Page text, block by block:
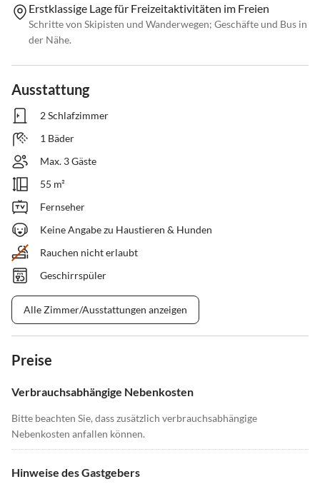
Erstklassige Lage für Freizeitaktivitäten im Freien
Schritte von Skipisten und Wanderwegen; Geschäfte und Bus in
der Nähe.
Ausstattung
2 Schlafzimmer
1 Bäder
Max. 3 Gäste
55 m²
Fernseher
Keine Angabe zu Haustieren & Hunden
Rauchen nicht erlaubt
Geschirrspüler
Alle Zimmer/Ausstattungen anzeigen
Preise
Verbrauchsabhängige Nebenkosten
Bitte beachten Sie, dass zusätzlich verbrauchsabhängige
Nebenkosten anfallen können.
Hinweise des Gastgebers